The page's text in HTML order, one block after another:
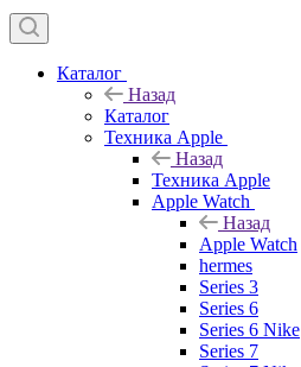
Каталог
Назад
Каталог
Техника Apple
Назад
Техника Apple
Apple Watch
Назад
Apple Watch
hermes
Series 3
Series 6
Series 6 Nike
Series 7